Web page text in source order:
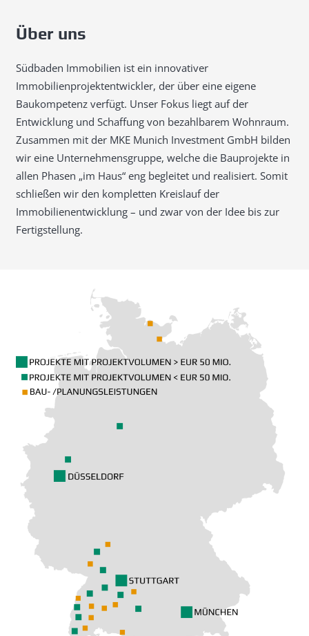
Über uns
Südbaden Immobilien ist ein innovativer
Immobilienprojektentwickler, der über eine eigene
Baukompetenz verfügt. Unser Fokus liegt auf der
Entwicklung und Schaffung von bezahlbarem Wohnraum.
Zusammen mit der MKE Munich Investment GmbH bilden
wir eine Unternehmensgruppe, welche die Bauprojekte in
allen Phasen „im Haus“ eng begleitet und realisiert. Somit
schließen wir den kompletten Kreislauf der
Immobilienentwicklung – und zwar von der Idee bis zur
Fertigstellung.